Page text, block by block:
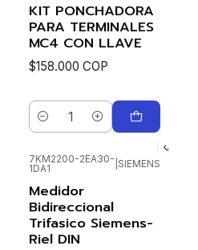
KIT PONCHADORA
PARA TERMINALES
MC4 CON LLAVE
$158.000 COP
Cantidad
7KM2200-2EA30-
1DA1
SIEMENS
Medidor
Bidireccional
Trifasico Siemens-
Riel DIN